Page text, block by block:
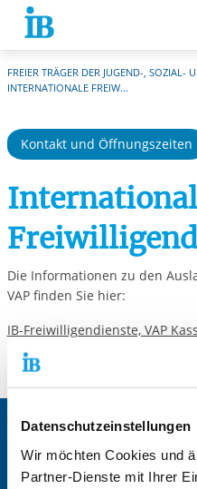
Datenschutzeinstellungen
Wir möchten Cookies und
Partner-Dienste mit Ihrer
Springe zum Inhalt
FREIER TRÄGER DER JUGEND-, SOZIAL-
INTERNATIONALE FREIW...
Kontakt und Öffnungszeiten
Die Informationen zu den
VAP finden Sie hier:
IB-Freiwilligendienste, VAP
Zentrale IB-Websites:
Die Internationale Arbeit des IB